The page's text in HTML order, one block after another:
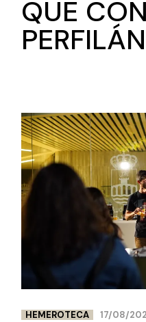
QUE
HEMEROTECA 17/08/